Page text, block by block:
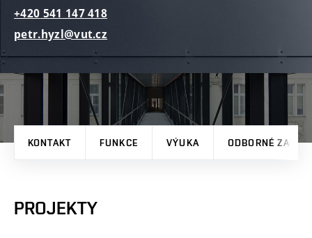
+420 541 147418
petr.hyzl@vut.cz
KONTAKT FUNKCE VÝUKA ODBORNÉ
PROJEKTY